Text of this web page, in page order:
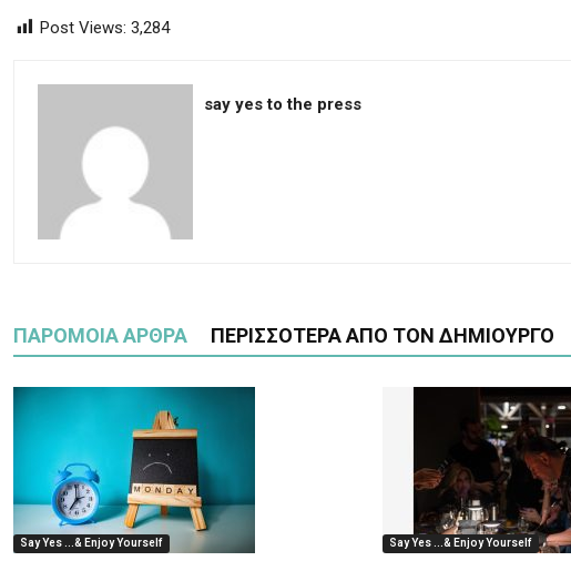
Post Views: 3,284
say yes to the press
ΠΑΡΟΜΟΙΑ ΑΡΘΡΑ ΠΕΡΙΣΣΟΤΕΡΑ ΑΠΟ ΤΟΝ ΔΗΜΙΟΥΡΓΟ
Say Yes ...& Enjoy Yourself Say Yes ...& Enjoy Yourself